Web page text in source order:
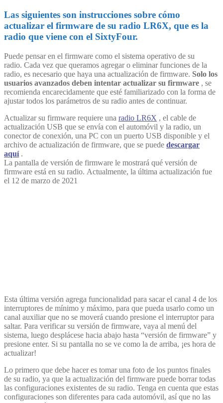
Las siguientes son instrucciones sobre cómo
actualizar el firmware de su radio LR6X, que es la
radio que viene con el SixtyFour.
Puede pensar en el firmware como el sistema operativo de su
radio. Cada vez que queramos agregar o eliminar funciones de la
radio, es necesario que haya una actualización de firmware. Solo los
usuarios avanzados deben intentar actualizar su firmware , se
recomienda encarecidamente que esté familiarizado con la forma de
ajustar todos los parámetros de su radio antes de continuar.
Actualizar su firmware requiere una radio LR6X , el cable de
actualización USB que se envía con el automóvil y la radio, un
conector de conexión, una PC con un puerto USB disponible y el
archivo de actualización de firmware, que se puede descargar
aquí.
La pantalla de versión de firmware le mostrará qué versión de
firmware está en su radio. Actualmente, la última actualización fue
el 12 de marzo de 2021
Esta última versión agrega funcionalidad para sacar el canal 4 de los
interruptores de mínimo y máximo, para que pueda usarlo como un
canal auxiliar que no se moverá cuando presione el interruptor para
saltar. Para verificar su versión de firmware, vaya al menú del
sistema, luego desplácese hacia abajo hasta “versión de firmware” y
presione enter. Si su pantalla no se ve como la de arriba, ¡es hora de
actualizar!
Lo primero que debe hacer es tomar una foto de los puntos finales
de su radio, ya que la actualización del firmware puede borrar todas
las configuraciones existentes de su radio. Tenga en cuenta que estas
configuraciones son diferentes para cada automóvil, así que no las